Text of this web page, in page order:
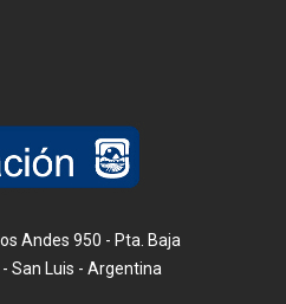
Andes 950 - Pta. Baja
- San Luis - Argentina